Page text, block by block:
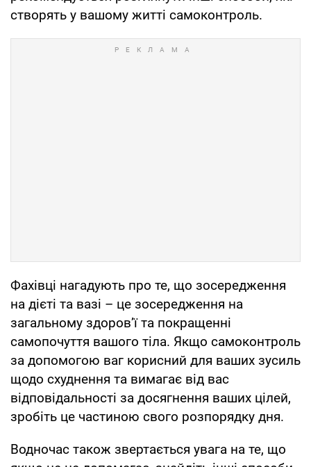
створять у вашому житті самоконтроль.
Фахівці нагадують про те, що зосередження
на дієті та вазі – це зосередження на
загальному здоров’ї та покращенні
самопочуття вашого тіла. Якщо самоконтроль
за допомогою ваг корисний для ваших зусиль
щодо схуднення та вимагає від вас
відповідальності за досягнення ваших цілей,
зробіть це частиною свого розпорядку дня.
Водночас також звертається увага на те, що